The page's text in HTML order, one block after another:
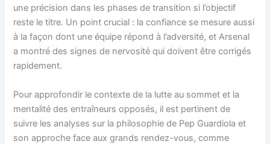
une précision dans les phases de transition si l’objectif
reste le titre. Un point crucial : la confiance se mesure aussi
à la façon dont une équipe répond à l’adversité, et Arsenal
a montré des signes de nervosité qui doivent être corrigés
rapidement.
Pour approfondir le contexte de la lutte au sommet et la
mentalité des entraîneurs opposés, il est pertinent de
suivre les analyses sur la philosophie de Pep Guardiola et
son approche face aux grands rendez-vous, comme